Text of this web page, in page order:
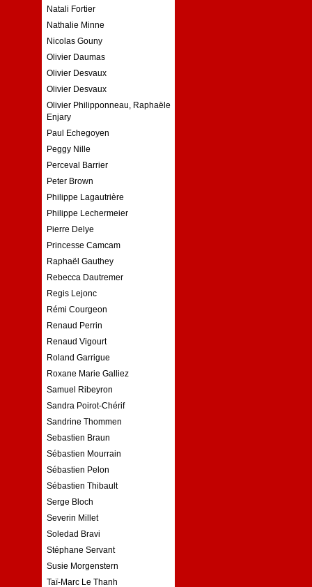
Natali Fortier
Nathalie Minne
Nicolas Gouny
Olivier Daumas
Olivier Desvaux
Olivier Desvaux
Olivier Philipponneau, Raphaële
Enjary
Paul Echegoyen
Peggy Nille
Perceval Barrier
Peter Brown
Philippe Lagautrière
Philippe Lechermeier
Pierre Delye
Princesse Camcam
Raphaël Gauthey
Rebecca Dautremer
Regis Lejonc
Rémi Courgeon
Renaud Perrin
Renaud Vigourt
Roland Garrigue
Roxane Marie Galliez
Samuel Ribeyron
Sandra Poirot-Chérif
Sandrine Thommen
Sebastien Braun
Sébastien Mourrain
Sébastien Pelon
Sébastien Thibault
Serge Bloch
Severin Millet
Soledad Bravi
Stéphane Servant
Susie Morgenstern
Taï-Marc Le Thanh